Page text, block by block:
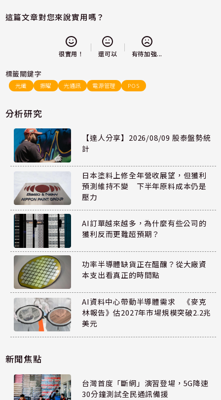
這篇文章對您來說實用嗎？
很實用！ 還可以 有待加強...
標籤關鍵字
光纖 振曜 光通訊 電源管理 POS
分析研究
【達人分享】2026/08/09 股泰盤勢統
計
日本塗料上修全年營收展望，但獲利
預測維持不變 下半年原料成本仍是
壓力
AI訂單越來越多，為什麼有些公司的
獲利反而更難超預期？
功率半導體缺貨正在醞釀？從大廠資
本支出看真正的時間點
AI資料中心帶動半導體需求 《麥克
林報告》估2027年市場規模突破2.2兆
美元
新聞焦點
台灣首度「斷網」演習登場，5G降速
30分鐘測試全民通訊備援